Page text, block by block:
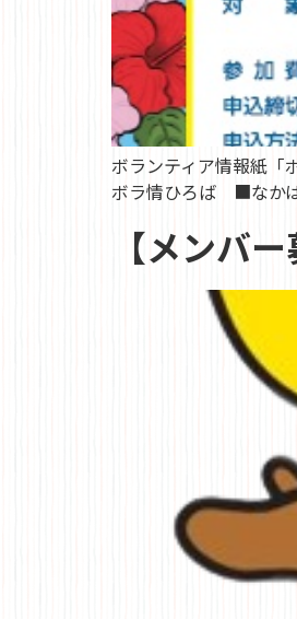
ボランティア情報紙
ボラ情ひろば ■なか
【メンバ